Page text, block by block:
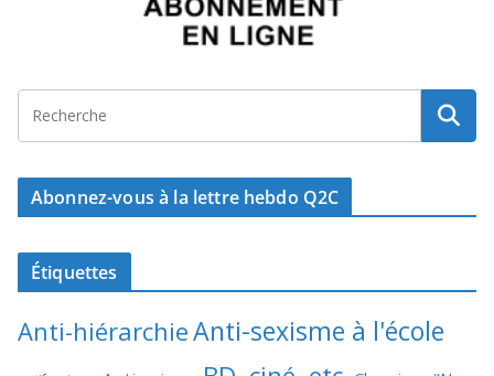
Abonnez-vous à la lettre hebdo Q2C
Étiquettes
Anti-hiérarchieAnti-sexisme à l'école